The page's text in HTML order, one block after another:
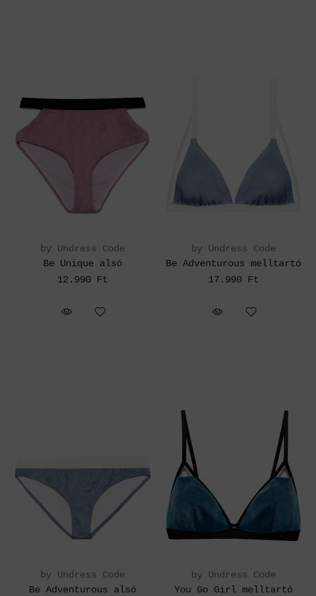
by Undress Code
Be Unique alsó
12.990 Ft
by Undress Code
Be Adventurous melltartó
17.990 Ft
by Undress Code
Be Adventurous alsó
by Undress Code
You Go Girl melltartó